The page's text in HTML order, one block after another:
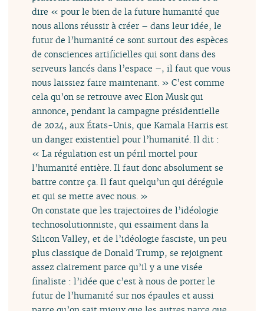
dire « pour le bien de la future humanité que
nous allons réussir à créer – dans leur idée, le
futur de l’humanité ce sont surtout des espèces
de consciences artificielles qui sont dans des
serveurs lancés dans l’espace –, il faut que vous
nous laissiez faire maintenant. » C’est comme
cela qu’on se retrouve avec Elon Musk qui
annonce, pendant la campagne présidentielle
de 2024, aux États-Unis, que Kamala Harris est
un danger existentiel pour l’humanité. Il dit :
« La régulation est un péril mortel pour
l’humanité entière. Il faut donc absolument se
battre contre ça. Il faut quelqu’un qui dérégule
et qui se mette avec nous. »
On constate que les trajectoires de l’idéologie
technosolutionniste, qui essaiment dans la
Silicon Valley, et de l’idéologie fasciste, un peu
plus classique de Donald Trump, se rejoignent
assez clairement parce qu’il y a une visée
finaliste : l’idée que c’est à nous de porter le
futur de l’humanité sur nos épaules et aussi